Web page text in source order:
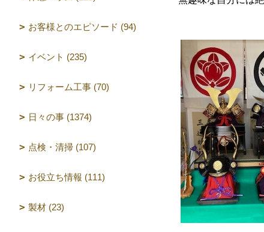
お客様とのエピソード (94)
イベント (235)
リフォーム工事 (70)
日々の事 (1374)
点検・清掃 (107)
お役立ち情報 (111)
製材 (23)